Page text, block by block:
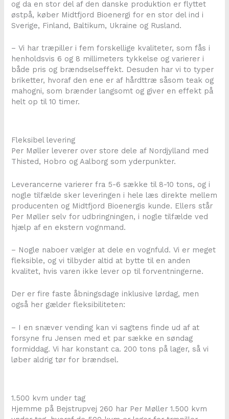
og da en stor del af den danske produktion er flyttet
østpå, køber Midtfjord Bioenergi for en stor del ind i
Sverige, Finland, Baltikum, Ukraine og Rusland.
– Vi har træpiller i fem forskellige kvaliteter, som fås i
henholdsvis 6 og 8 millimeters tykkelse og varierer i
både pris og brændselseffekt. Desuden har vi to typer
briketter, hvoraf den ene er af hårdttræ såsom teak og
mahogni, som brænder langsomt og giver en effekt på
helt op til 10 timer.
Fleksibel levering
Per Møller leverer over store dele af Nordjylland med
Thisted, Hobro og Aalborg som yderpunkter.
Leverancerne varierer fra 5-6 sække til 8-10 tons, og i
nogle tilfælde sker leveringen i hele læs direkte mellem
producenten og Midtfjord Bioenergis kunde. Ellers står
Per Møller selv for udbringningen, i nogle tilfælde ved
hjælp af en ekstern vognmand.
– Nogle naboer vælger at dele en vognfuld. Vi er meget
fleksible, og vi tilbyder altid at bytte til en anden
kvalitet, hvis varen ikke lever op til forventningerne.
Der er fire faste åbningsdage inklusive lørdag, men
også her gælder fleksibiliteten:
– I en snæver vending kan vi sagtens finde ud af at
forsyne fru Jensen med et par sække en søndag
formiddag. Vi har konstant ca. 200 tons på lager, så vi
løber aldrig tør for brændsel.
1.500 kvm under tag
Hjemme på Bejstrupvej 260 har Per Møller 1.500 kvm